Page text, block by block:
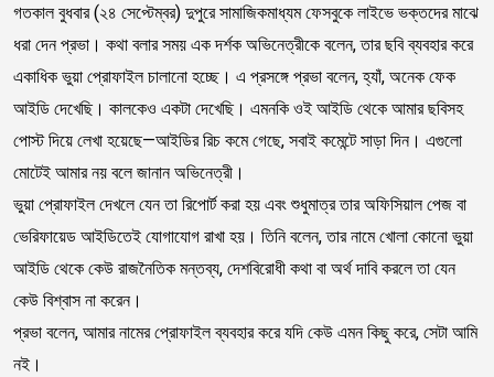
গতকাল বুধবার (২৪ সেপ্টেম্বর) দুপুরে সামাজিকমাধ্যম ফেসবুকে লাইভে ভক্তদের মাঝে
ধরা দেন প্রভা। কথা বলার সময় এক দর্শক অভিনেত্রীকে বলেন, তার ছবি ব্যবহার করে
একাধিক ভুয়া প্রোফাইল চালানো হচ্ছে। এ প্রসঙ্গে প্রভা বলেন, হ্যাঁ, অনেক ফেক
আইডি দেখেছি। কালকেও একটা দেখেছি। এমনকি ওই আইডি থেকে আমার ছবিসহ
পোস্ট দিয়ে লেখা হয়েছে—আইডির রিচ কমে গেছে, সবাই কমেন্টে সাড়া দিন। এগুলো
মোটেই আমার নয় বলে জানান অভিনেত্রী।
ভুয়া প্রোফাইল দেখলে যেন তা রিপোর্ট করা হয় এবং শুধুমাত্র তার অফিসিয়াল পেজ বা
ভেরিফায়েড আইডিতেই যোগাযোগ রাখা হয়। তিনি বলেন, তার নামে খোলা কোনো ভুয়া
আইডি থেকে কেউ রাজনৈতিক মন্তব্য, দেশবিরোধী কথা বা অর্থ দাবি করলে তা যেন
কেউ বিশ্বাস না করেন।
প্রভা বলেন, আমার নামের প্রোফাইল ব্যবহার করে যদি কেউ এমন কিছু করে, সেটা আমি
নই।